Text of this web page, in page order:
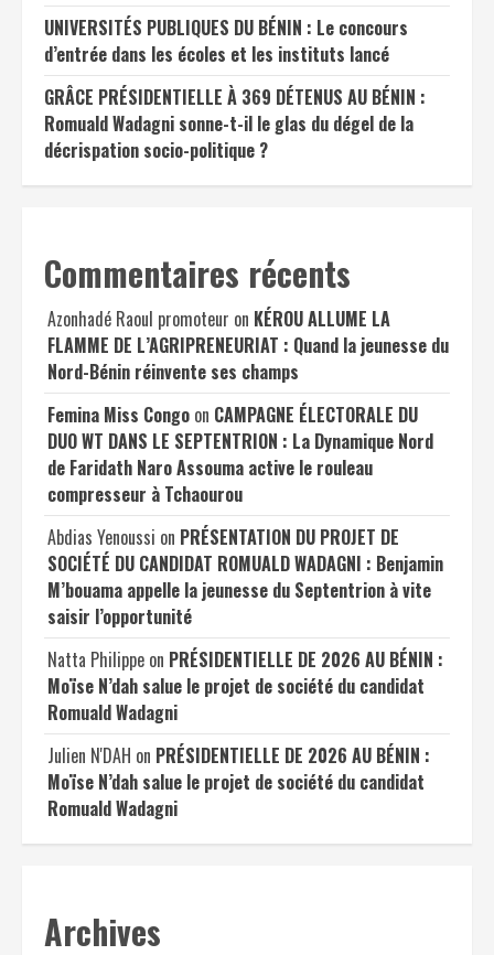
UNIVERSITÉS PUBLIQUES DU BÉNIN : Le concours
d’entrée dans les écoles et les instituts lancé
GRÂCE PRÉSIDENTIELLE À 369 DÉTENUS AU BÉNIN :
Romuald Wadagni sonne-t-il le glas du dégel de la
décrispation socio-politique ?
Commentaires récents
Azonhadé Raoul promoteur on KÉROU ALLUME LA
FLAMME DE L’AGRIPRENEURIAT : Quand la jeunesse du
Nord-Bénin réinvente ses champs
Femina Miss Congo on CAMPAGNE ÉLECTORALE DU
DUO WT DANS LE SEPTENTRION : La Dynamique Nord
de Faridath Naro Assouma active le rouleau
compresseur à Tchaourou
Abdias Yenoussi on PRÉSENTATION DU PROJET DE
SOCIÉTÉ DU CANDIDAT ROMUALD WADAGNI : Benjamin
M’bouama appelle la jeunesse du Septentrion à vite
saisir l’opportunité
Natta Philippe on PRÉSIDENTIELLE DE 2026 AU BÉNIN :
Moïse N’dah salue le projet de société du candidat
Romuald Wadagni
Julien N'DAH on PRÉSIDENTIELLE DE 2026 AU BÉNIN :
Moïse N’dah salue le projet de société du candidat
Romuald Wadagni
Archives